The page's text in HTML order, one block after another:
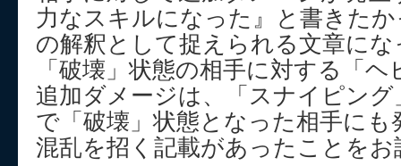
力なスキルになった』と書きた
の解釈として捉えられる文章に
「破壊」状態の相手に対する「
追加ダメージは、「スナイピン
で「破壊」状態となった相手にも
混乱を招く記載があったことを